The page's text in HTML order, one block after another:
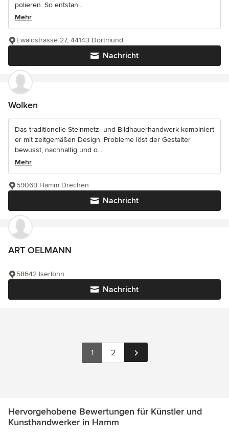
polieren. So entstan...
Mehr
Nachricht
Ewaldstrasse 27, 44143 Dortmund
Wolken
Das traditionelle Steinmetz- und Bildhauerhandwerk kombiniert
er mit zeitgemäßen Design. Probleme löst der Gestalter
bewusst, nachhaltig und o...
Mehr
Nachricht
59069 Hamm Drechen
ART OELMANN
Nachricht
58642 Iserlohn
1 2
Hervorgehobene Bewertungen für Künstler und
Kunsthandwerker in Hamm